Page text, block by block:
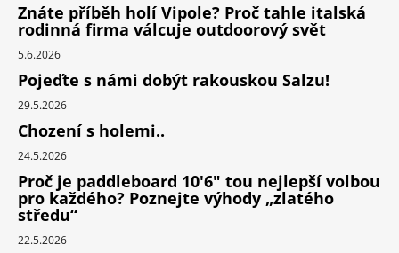
Znáte příběh holí Vipole? Proč tahle italská
rodinná firma válcuje outdoorový svět
5.6.2026
Pojeďte s námi dobýt rakouskou Salzu!
29.5.2026
Chození s holemi..
24.5.2026
Proč je paddleboard 10'6" tou nejlepší volbou
pro každého? Poznejte výhody „zlatého
středu“
22.5.2026